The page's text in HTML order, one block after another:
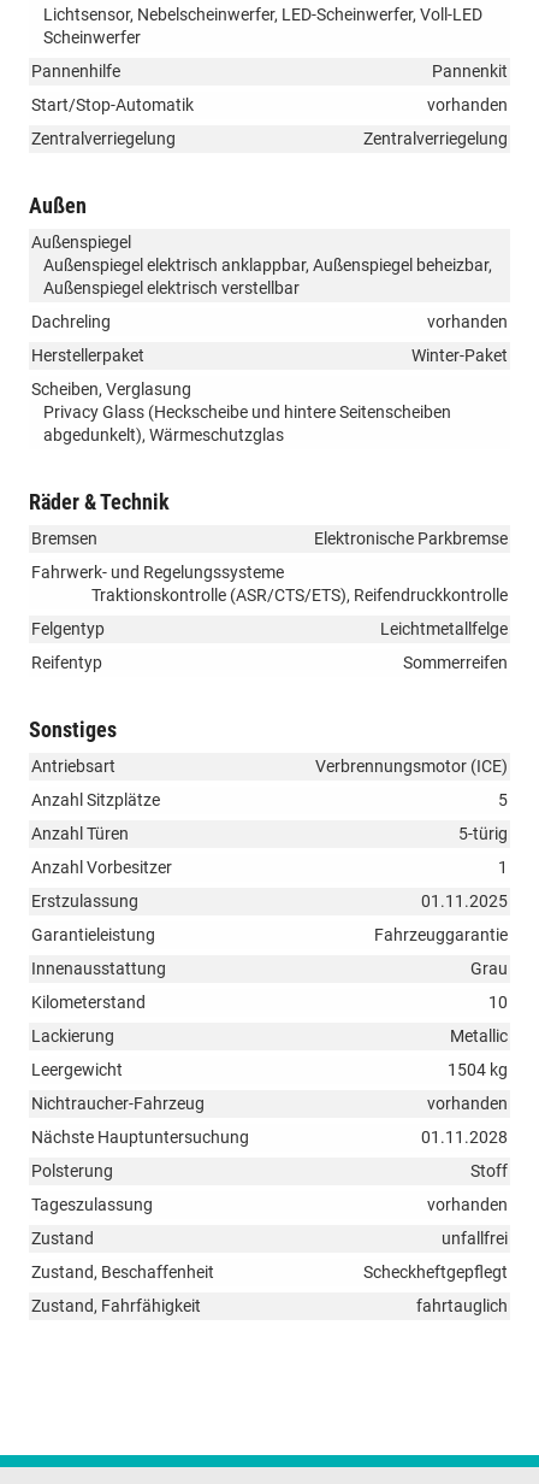
Lichtsensor, Nebelscheinwerfer, LED-Scheinwerfer, Voll-LED
Scheinwerfer
Pannenhilfe
Pannenkit
Start/Stop-Automatik
vorhanden
Zentralverriegelung
Zentralverriegelung
Außen
Außenspiegel
Außenspiegel elektrisch anklappbar, Außenspiegel beheizbar,
Außenspiegel elektrisch verstellbar
Dachreling
vorhanden
Herstellerpaket
Winter-Paket
Scheiben, Verglasung
Privacy Glass (Heckscheibe und hintere Seitenscheiben
abgedunkelt), Wärmeschutzglas
Räder & Technik
Bremsen
Elektronische Parkbremse
Fahrwerk- und Regelungssysteme
Traktionskontrolle (ASR/CTS/ETS), Reifendruckkontrolle
Felgentyp
Leichtmetallfelge
Reifentyp
Sommerreifen
Sonstiges
Antriebsart
Verbrennungsmotor (ICE)
Anzahl Sitzplätze
5
Anzahl Türen
5-türig
Anzahl Vorbesitzer
1
Erstzulassung
01.11.2025
Garantieleistung
Fahrzeuggarantie
Innenausstattung
Grau
Kilometerstand
10
Lackierung
Metallic
Leergewicht
1504 kg
Nichtraucher-Fahrzeug
vorhanden
Nächste Hauptuntersuchung
01.11.2028
Polsterung
Stoff
Tageszulassung
vorhanden
Zustand
unfallfrei
Zustand, Beschaffenheit
Scheckheftgepflegt
Zustand, Fahrfähigkeit
fahrtauglich